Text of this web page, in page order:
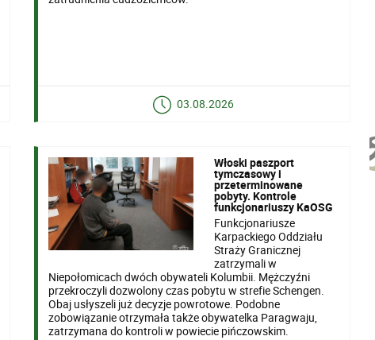
03.08.2026
Włoski paszport
tymczasowy i
przeterminowane
pobyty. Kontrole
funkcjonariuszy KaOSG
Funkcjonariusze
Karpackiego Oddziału
Straży Granicznej
zatrzymali w
Niepołomicach dwóch obywateli Kolumbii. Mężczyźni
przekroczyli dozwolony czas pobytu w strefie Schengen.
Obaj usłyszeli już decyzje powrotowe. Podobne
zobowiązanie otrzymała także obywatelka Paragwaju,
zatrzymana do kontroli w powiecie pińczowskim.